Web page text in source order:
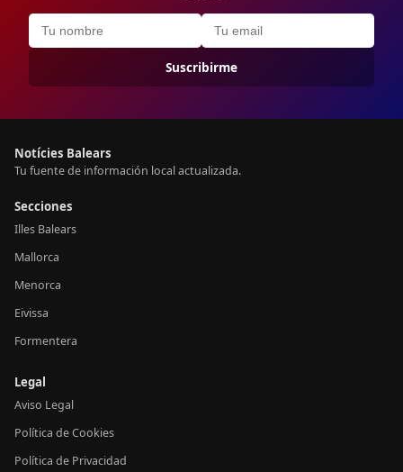
Suscribirme
Notícies Balears
Tu fuente de información local actualizada.
Secciones
Illes Balears
Mallorca
Menorca
Eivissa
Formentera
Legal
Aviso Legal
Política de Cookies
Política de Privacidad